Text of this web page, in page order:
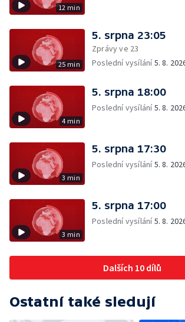
12 min
25 min
5. srpna 23:05
Zprávy ve 23
Poslední vysílání5. 8.
4 min
5. srpna 18:00
Poslední vysílání5. 8.
3 min
5. srpna 17:30
Poslední vysílání5. 8.
3 min
5. srpna 17:00
Poslední vysílání5. 8.
Dalších 10 dílů
Ostatní také sledují